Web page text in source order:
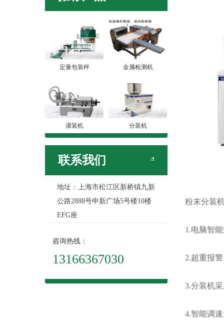
定量包装秤 金属检测机
灌装机 分装机
联系我们
地址：上海市松江区新桥镇九新
公路2888号申新广场5号楼10楼
EFG座
咨询热线：
13166367030
粉末分装
1.电脑智
2.超重报
3.分装机
4.智能调